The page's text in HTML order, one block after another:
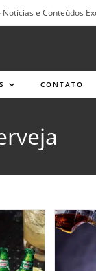
e Conteúdos
CONTATO